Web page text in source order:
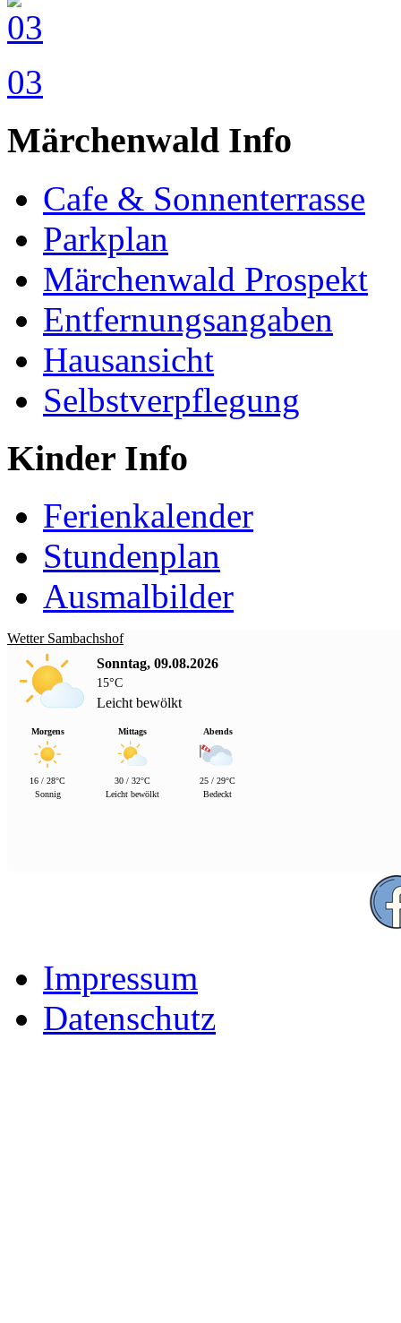
03
Märchenwald Info
Cafe & Sonnenterrasse
Parkplan
Märchenwald Prospekt
Entfernungsangaben
Hausansicht
Selbstverpflegung
Kinder Info
Ferienkalender
Stundenplan
Ausmalbilder
Wetter Sambachshof
Sonntag, 09.08.2026
15°C
Leicht bewölkt
Morgens
16 / 28°C
Sonnig
Mittags
30 / 32°C
Leicht bewölkt
Abends
25 / 29°C
Bedeckt
Impressum
Datenschutz